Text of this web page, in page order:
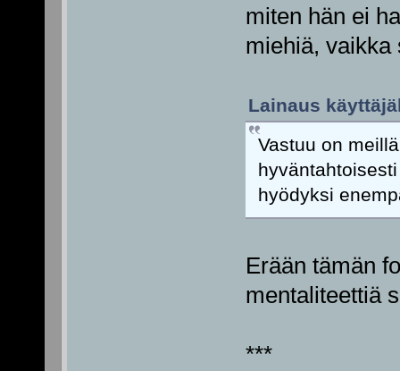
miten hän ei
miehiä, vaikka
Lainaus
Vastuu on
hyödyksi
Erään tämän
mentaliteettiä
***